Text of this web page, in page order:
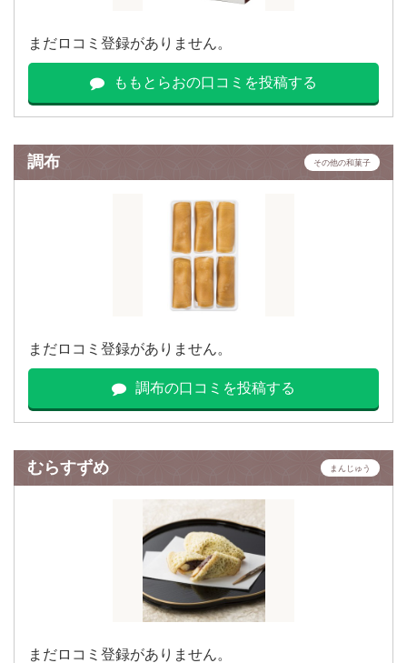
まだロコミ登録がありません。
ももとらおの口コミを投稿する
調布 その他の和菓子
まだロコミ登録がありません。
調布の口コミを投稿する
むらすずめ まんじゅう
まだロコミ登録がありません。